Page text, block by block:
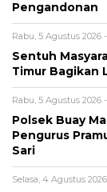
Pengandonan
Rabu, 5 Agustus 2026
Sentuh
Timur Bagikan
Rabu, 5 Agustus 2026
Polsek Buay
Pengurus
Sari
Selasa, 4 Agustus